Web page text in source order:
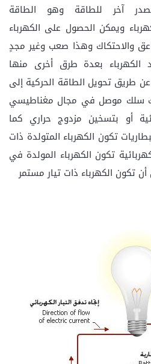
ظهر مصدر آخر للطاقة وهو الطاقة
ويمكن الحصول على الكهرباء
والاحتكاك وهذا صعب وغير مجدٍ
الكهرباء بعدة طرق أخرى منها
عن طريق تحويل الطاقة الحركية إلى
سلك موصل في مجال مغناطيسي
أو بتسخين مزدوج حراري كما
تكون الكهرباء المتولدة ذات
تكون الكهرباء المولدة في
تكون الكهرباء ذات تيار مستمر